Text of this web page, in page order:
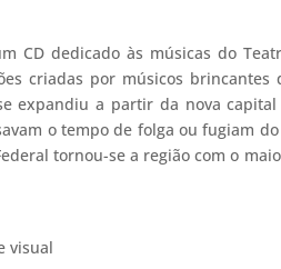
CD dedicado às músicas do
criadas por músicos
expandiu a partir da nova
o tempo de folga ou fugiam
tornou-se a região com o
visual